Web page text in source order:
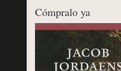
Cómpralo ya